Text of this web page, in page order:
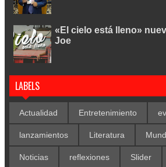
«El cielo está lleno»
Joe
LABELS
Actualidad Entretenimiento
lanzamientos Literatura
Noticias reflexiones Slider